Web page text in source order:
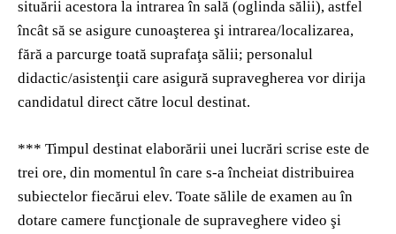
situării acestora la intrarea în sală (oglinda sălii), astfel
încât să se asigure cunoaşterea şi intrarea/localizarea,
fără a parcurge toată suprafaţa sălii; personalul
didactic/asistenţii care asigură supravegherea vor dirija
candidatul direct către locul destinat.
*** Timpul destinat elaborării unei lucrări scrise este de
trei ore, din momentul în care s-a încheiat distribuirea
subiectelor fiecărui elev. Toate sălile de examen au în
dotare camere funcţionale de supraveghere video şi